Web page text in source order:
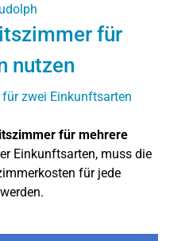
für
nutzen
für mehrere
Einkunftsarten, muss die
für jede